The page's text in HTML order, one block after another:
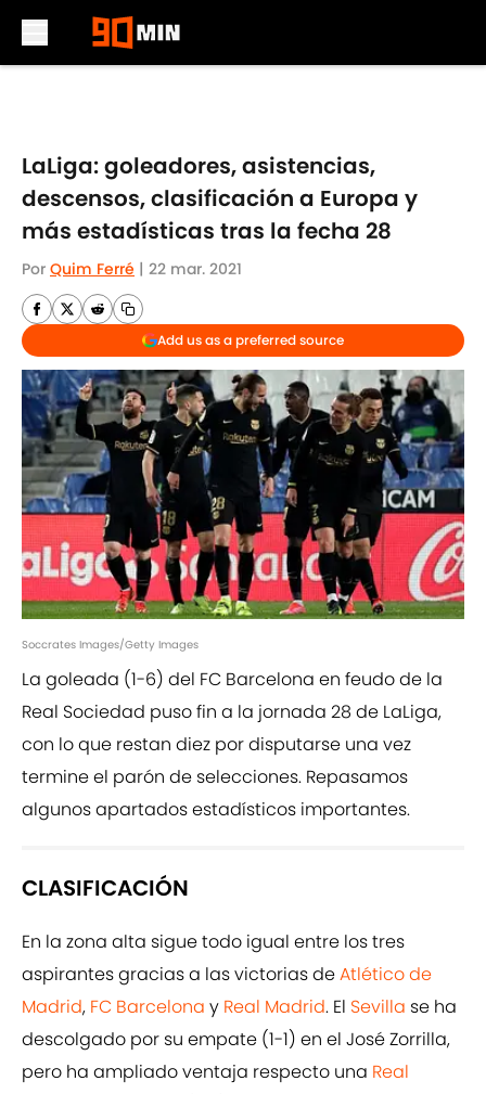
LaLiga: goleadores, asistencias,
descensos, clasificación a Europa y
más estadísticas tras la fecha 28
Por Quim Ferré | 22 mar. 2021
Add us as a preferred source
Soccrates Images/Getty Images
La goleada (1-6) del FC Barcelona en feudo de la
Real Sociedad puso fin a la jornada 28 de LaLiga,
con lo que restan diez por disputarse una vez
termine el parón de selecciones. Repasamos
algunos apartados estadísticos importantes.
CLASIFICACIÓN
En la zona alta sigue todo igual entre los tres
aspirantes gracias a las victorias deAtlético de
Madrid, FC Barcelona y Real Madrid. El Sevilla se ha
descolgado por su empate (1-1) en el José Zorrilla,
pero ha ampliado ventaja respecto una Real